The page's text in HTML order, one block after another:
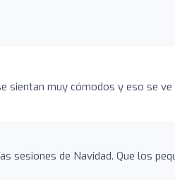
sientan muy cómodos y eso se ve
sesiones de Navidad. Que los